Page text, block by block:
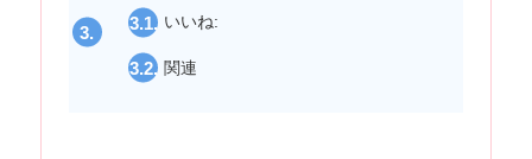
いいね:
関連